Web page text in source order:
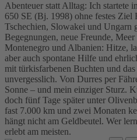
Abenteuer statt Alltag: Ich startete
650 SE (Bj. 1998) ohne festes Ziel
Tschechien, Slowakei und Ungarn
Begegnungen, neue Freunde,
Montenegro und Albanien: Hitze,
aber auch spontane Hilfe und
mit türkisfarbenen Buchten und
unvergesslich. Von Durres per
Sonne – und mein einziger Sturz.
doch fünf Tage später unter
fast 7.000 km und zwei Monaten
hängt nicht am Geldbeutel. Wer
erlebt am meisten.